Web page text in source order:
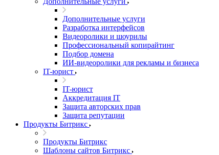
Дополнительные услуги
Разработка интерфейсов
Видеоролики и шоурилы
Профессиональный копирайтинг
Подбор домена
ИИ-видеоролики для рекламы и бизнеса
IT-юрист
IT-юрист
Аккредитация IT
Защита авторских прав
Защита репутации
Продукты Битрикс
Продукты Битрикс
Шаблоны сайтов Битрикс